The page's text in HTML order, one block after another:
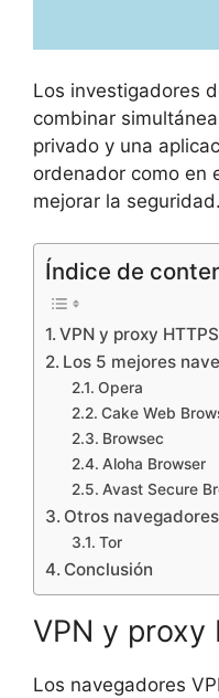
Los investigadores
combinar
privado y una
ordenador como en
mejorar la seguridad.
Índice de
VPN y proxy HTTPS
Los 5 mejores
Opera
Cake Web
Browsec
Aloha Browser
Avast Secure
Otros
Tor
Conclusión
VPN y proxy
Los navegadores